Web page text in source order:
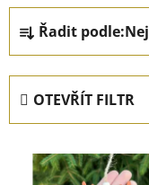
Ř
a
z
e
n
í
Řadit podle:
OTEVŘÍT FILTR